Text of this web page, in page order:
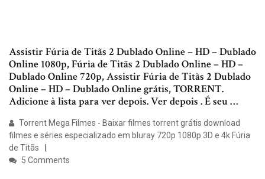
Assistir Fúria de Titãs 2 Dublado Online – HD – Dublado
Online 1080p, Fúria de Titãs 2 Dublado Online – HD –
Dublado Online 720p, Assistir Fúria de Titãs 2 Dublado
Online – HD – Dublado Online grátis, TORRENT.
Adicione à lista para ver depois. Ver depois . É seu …
Torrent Mega Filmes - Baixar filmes torrent grátis download
filmes e séries especializado em bluray 720p 1080p 3D e 4k Fúria
de Titãs
5 Comments